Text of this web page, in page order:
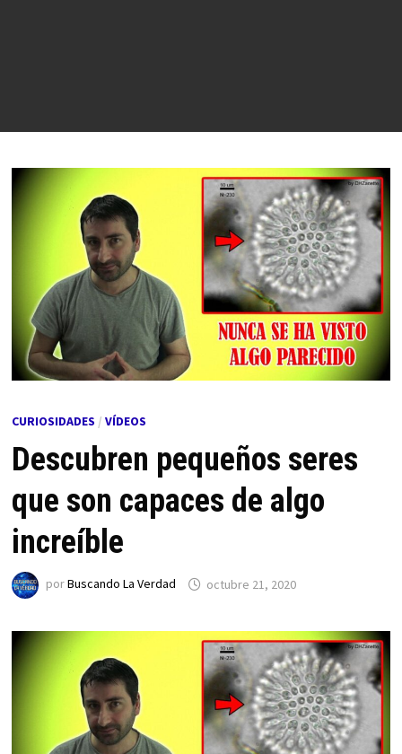
CURIOSIDADES / VÍDEOS
Descubren pequeños seres
que son capaces de algo
increíble
porBuscando La Verdad octubre 21, 2020